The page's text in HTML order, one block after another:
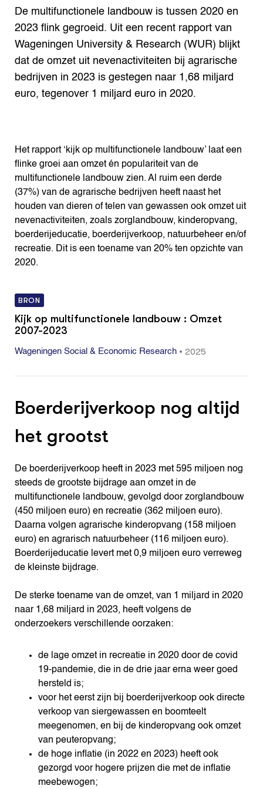
De multifunctionele landbouw is tussen 2020 en
2023 flink gegroeid. Uit een recent rapport van
Wageningen University & Research (WUR) blijkt
dat de omzet uit nevenactiviteiten bij agrarische
bedrijven in 2023 is gestegen naar 1,68 miljard
euro, tegenover 1 miljard euro in 2020.
Het rapport ‘kijk op multifunctionele landbouw’ laat een
flinke groei aan omzet én populariteit van de
multifunctionele landbouw zien. Al ruim een derde
(37%) van de agrarische bedrijven heeft naast het
houden van dieren of telen van gewassen ook omzet uit
nevenactiviteiten, zoals zorglandbouw, kinderopvang,
boerderijeducatie, boerderijverkoop, natuurbeheer en/of
recreatie. Dit is een toename van 20% ten opzichte van
2020.
BRON
Kijk op multifunctionele landbouw : Omzet
2007-2023
Wageningen Social & Economic Research• 2025
Boerderijverkoop nog altijd
het grootst
De boerderijverkoop heeft in 2023 met 595 miljoen nog
steeds de grootste bijdrage aan omzet in de
multifunctionele landbouw, gevolgd door zorglandbouw
(450 miljoen euro) en recreatie (362 miljoen euro).
Daarna volgen agrarische kinderopvang (158 miljoen
euro) en agrarisch natuurbeheer (116 miljoen euro).
Boerderijeducatie levert met 0,9 miljoen euro verreweg
de kleinste bijdrage.
De sterke toename van de omzet, van 1 miljard in 2020
naar 1,68 miljard in 2023, heeft volgens de
onderzoekers verschillende oorzaken:
de lage omzet in recreatie in 2020 door de covid
19-pandemie, die in de drie jaar erna weer goed
hersteld is;
voor het eerst zijn bij boerderijverkoop ook directe
verkoop van siergewassen en boomteelt
meegenomen, en bij de kinderopvang ook omzet
van peuteropvang;
de hoge inflatie (in 2022 en 2023) heeft ook
gezorgd voor hogere prijzen die met de inflatie
meebewogen;